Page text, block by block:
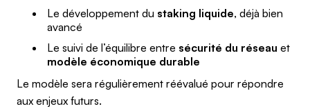
Le développement du staking liquide, déjà bien
avancé
Le suivi de l’équilibre entre sécurité du réseau et
modèle économique durable
Le modèle sera régulièrement réévalué pour répondre
aux enjeux futurs.